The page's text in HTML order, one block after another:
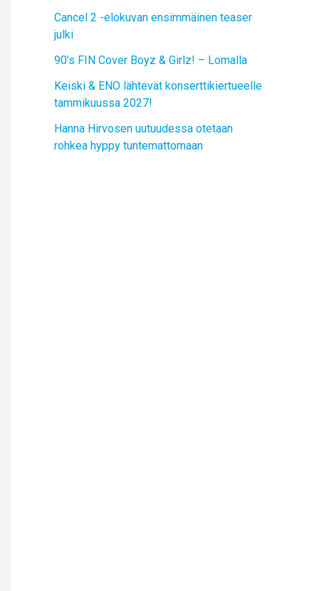
Cancel 2 -elokuvan ensimmäinen teaser
julki
90’s FIN Cover Boyz & Girlz! – Lomalla
Keiski & ENO lähtevät konserttikiertueelle
tammikuussa 2027!
Hanna Hirvosen uutuudessa otetaan
rohkea hyppy tuntemattomaan